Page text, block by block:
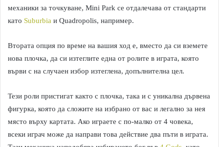
механики за точкуване, Mini Park се отдалечава от стандарти
като Suburbia и Quadropolis, например.
Втората опция по време на вашия ход е, вместо да си вземете
нова плочка, да си изтеглите една от ролите в играта, която
върви с на случаен избор изтеглена, допълнителна цел.
Тези роли пристигат както с плочка, така и с уникална дървена
фигурка, която да сложите на избрано от вас и легално за нея
място върху картата. Ако играете с по-малко от 4 човека,
всеки играч може да направи това действие два пъти в играта.